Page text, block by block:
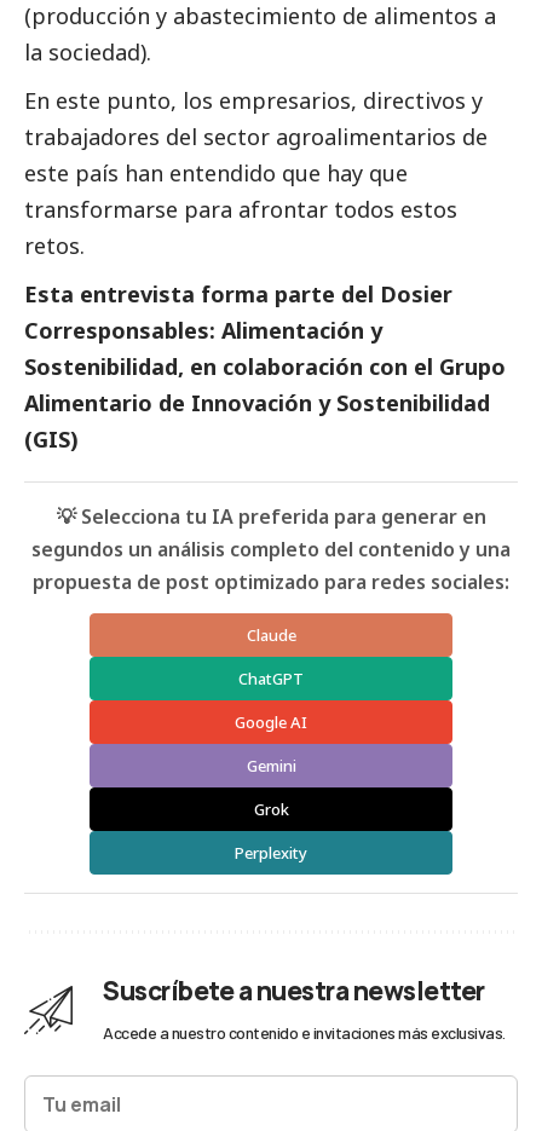
(producción y abastecimiento de alimentos a
la sociedad).
En este punto, los empresarios, directivos y
trabajadores del sector agroalimentarios de
este país han entendido que hay que
transformarse para afrontar todos estos
retos.
Esta entrevista forma parte del Dosier
Corresponsables: Alimentación y
Sostenibilidad, en colaboración con el Grupo
Alimentario de Innovación y Sostenibilidad
(GIS)
💡 Selecciona tu IA preferida para generar en
segundos un análisis completo del contenido y una
propuesta de post optimizado para redes sociales:
Claude
ChatGPT
Google AI
Gemini
Grok
Perplexity
Suscríbete a nuestra newsletter
Accede a nuestro contenido e invitaciones más exclusivas.